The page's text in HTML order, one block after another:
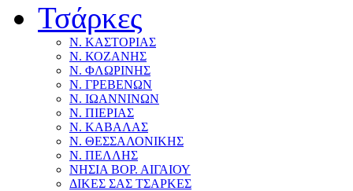
Τσάρκες
Ν. ΚΑΣΤΟΡΙΑΣ
Ν. ΚΟΖΑΝΗΣ
Ν. ΦΛΩΡΙΝΗΣ
Ν. ΓΡΕΒΕΝΩΝ
Ν. ΙΩΑΝΝΙΝΩΝ
Ν. ΠΙΕΡΙΑΣ
Ν. ΚΑΒΑΛΑΣ
Ν. ΘΕΣΣΑΛΟΝΙΚΗΣ
Ν. ΠΕΛΛΗΣ
ΝΗΣΙΑ ΒΟΡ. ΑΙΓΑΙΟΥ
ΔΙΚΕΣ ΣΑΣ ΤΣΑΡΚΕΣ